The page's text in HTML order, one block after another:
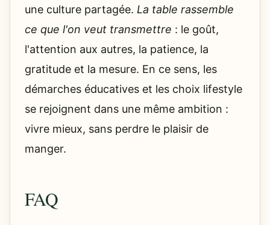
une culture partagée. La table rassemble
ce que l'on veut transmettre : le goût,
l'attention aux autres, la patience, la
gratitude et la mesure. En ce sens, les
démarches éducatives et les choix lifestyle
se rejoignent dans une même ambition :
vivre mieux, sans perdre le plaisir de
manger.
FAQ